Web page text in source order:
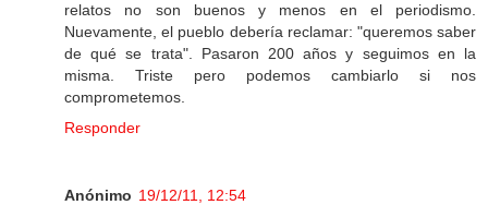
relatos no son buenos y menos en el periodismo.
Nuevamente, el pueblo debería reclamar: "queremos saber
de qué se trata". Pasaron 200 años y seguimos en la
misma. Triste pero podemos cambiarlo si nos
comprometemos.
Responder
Anónimo 19/12/11, 12:54